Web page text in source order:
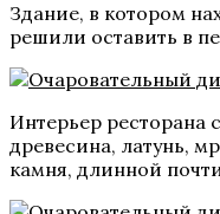
Здание, в котором
решили оставить в
Интерьер ресторана
древесина, латунь,
камня, длинной